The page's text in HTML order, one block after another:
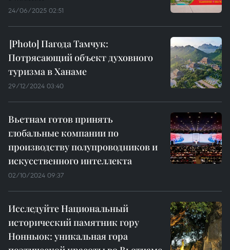
24/06/2025 02:51
Пагода Тамчук:
Потрясающий объект духовного
туризма в Ханаме
29/12/2024 03:40
Вьетнам готов принять
глобальные компании по
производству полупроводников и
искусственного интеллекта
02/10/2024 09:37
Исследуйте Национальный
исторический памятник гору
Нонныок: уникальная гора